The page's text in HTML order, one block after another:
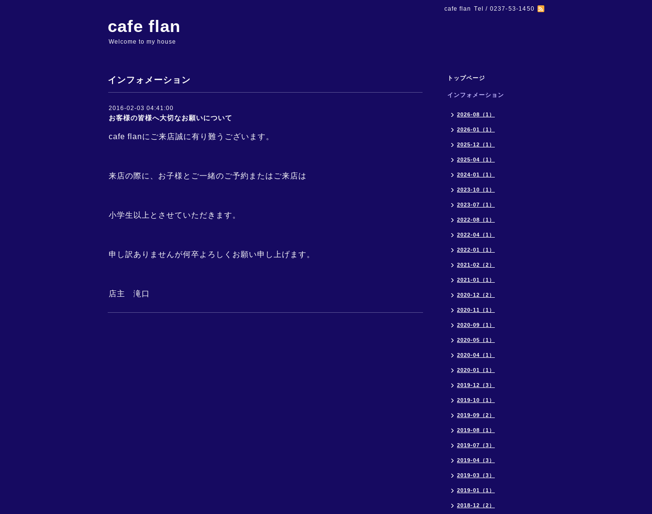
cafe flan Tel / 0237-53-1450
cafe flan
Welcome to my house
インフォメーション
2016-02-03 04:41:00
お客様の皆様へ大切なお願いについて
cafe flanにご来店誠に有り難うございます。
来店の際に、お子様とご一緒のご予約またはご来店は
小学生以上とさせていただきます。
申し訳ありませんが何卒よろしくお願い申し上げます。
店主 滝口
トップページ
インフォメーション
2026-08（1）
2026-01（1）
2025-12（1）
2025-04（1）
2024-01（1）
2023-10（1）
2023-07（1）
2022-08（1）
2022-04（1）
2022-01（1）
2021-02（2）
2021-01（1）
2020-12（2）
2020-11（1）
2020-09（1）
2020-05（1）
2020-04（1）
2020-01（1）
2019-12（3）
2019-10（1）
2019-09（2）
2019-08（1）
2019-07（3）
2019-04（3）
2019-03（3）
2019-01（1）
2018-12（2）